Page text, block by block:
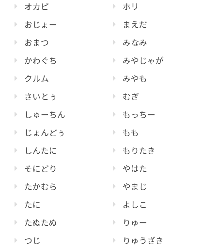
オカピ
おじょー
おまつ
かわぐち
クルム
さいとぅ
しゅーちん
じょんどぅ
しんたに
そにどり
たかむら
たに
たぬたぬ
つじ
ホリ
まえだ
みなみ
みやじゃが
みやも
むぎ
もっちー
もも
もりたき
やはた
やまじ
よしこ
りゅー
りゅうざき